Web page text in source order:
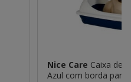
Nice Care Caixa de
Azul com borda para